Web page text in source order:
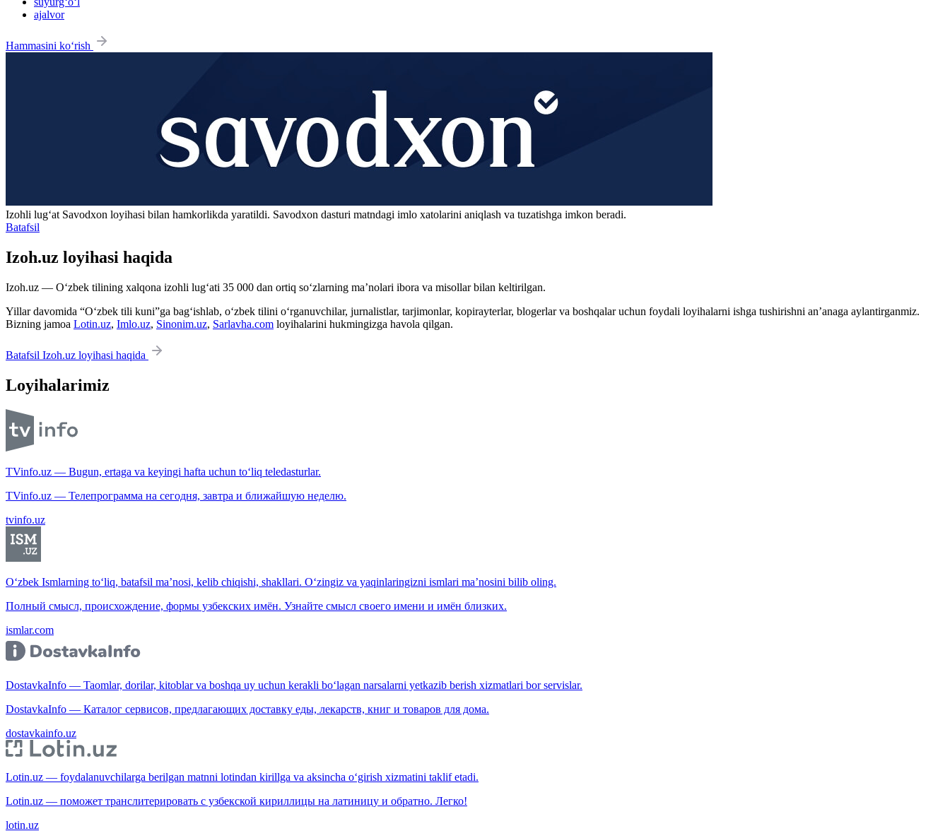
ajalvor
Hammasini ko‘rish
Izohli lugʻat Savodxon loyihasi bilan hamkorlikda yaratildi. Savodxon dasturi matndagi imlo xatolarini aniqlash va tuzatishga imkon beradi.
Batafsil
Izoh.uz loyihasi haqida
Izoh.uz — O‘zbek tilining xalqona izohli lug‘ati 35 000 dan ortiq so‘zlarning ma’nolari ibora va misollar bilan keltirilgan.
Yillar davomida “O‘zbek tili kuni”ga bag‘ishlab, o‘zbek tilini o‘rganuvchilar, jurnalistlar, tarjimonlar, kopirayterlar, blogerlar va boshqalar uchun foydali loyihalarni ishga tushirishni an’anaga aylantirganmiz.
Bizning jamoa Lotin.uz, Imlo.uz, Sinonim.uz, Sarlavha.com loyihalarini hukmingizga havola qilgan.
Batafsil Izoh.uz loyihasi haqida
Loyihalarimiz
TVinfo.uz — Bugun, ertaga va keyingi hafta uchun to‘liq teledasturlar.
TVinfo.uz — Телепрограмма на сегодня, завтра и ближайшую неделю.
tvinfo.uz
O‘zbek Ismlarning to‘liq, batafsil ma’nosi, kelib chiqishi, shakllari. O‘zingiz va yaqinlaringizni ismlari ma’nosini bilib oling.
Полный смысл, происхождение, формы узбекских имён. Узнайте смысл своего имени и имён близких.
ismlar.com
DostavkaInfo — Taomlar, dorilar, kitoblar va boshqa uy uchun kerakli bo‘lagan narsalarni yetkazib berish xizmatlari bor servislar.
DostavkaInfo — Каталог сервисов, предлагающих доставку еды, лекарств, книг и товаров для дома.
dostavkainfo.uz
Lotin.uz — foydalanuvchilarga berilgan matnni lotindan kirillga va aksincha o‘girish xizmatini taklif etadi.
Lotin.uz — поможет транслитерировать с узбекской кириллицы на латиницу и обратно. Легко!
lotin.uz